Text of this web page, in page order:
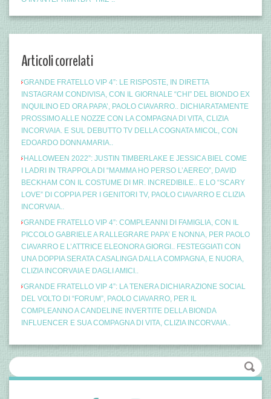
Articoli correlati
“GRANDE FRATELLO VIP 4”: LE RISPOSTE, IN DIRETTA
INSTAGRAM CONDIVISA, CON IL GIORNALE “CHI” DEL BIONDO EX
INQUILINO ED ORA PAPA’, PAOLO CIAVARRO.. DICHIARATAMENTE
PROSSIMO ALLE NOZZE CON LA COMPAGNA DI VITA, CLIZIA
INCORVAIA. E SUL DEBUTTO TV DELLA COGNATA MICOL, CON
EDOARDO DONNAMARIA..
“HALLOWEEN 2022”: JUSTIN TIMBERLAKE E JESSICA BIEL COME
I LADRI IN TRAPPOLA DI “MAMMA HO PERSO L’AEREO”, DAVID
BECKHAM CON IL COSTUME DI MR. INCREDIBILE.. E LO “SCARY
LOVE” DI COPPIA PER I GENITORI TV, PAOLO CIAVARRO E CLIZIA
INCORVAIA..
“GRANDE FRATELLO VIP 4”: COMPLEANNI DI FAMIGLIA, CON IL
PICCOLO GABRIELE A RALLEGRARE PAPA’ E NONNA, PER PAOLO
CIAVARRO E L’ATTRICE ELEONORA GIORGI.. FESTEGGIATI CON
UNA DOPPIA SERATA CASALINGA DALLA COMPAGNA, E NUORA,
CLIZIA INCORVAIA E DAGLI AMICI..
“GRANDE FRATELLO VIP 4”: LA TENERA DICHIARAZIONE SOCIAL
DEL VOLTO DI “FORUM”, PAOLO CIAVARRO, PER IL
COMPLEANNO A CANDELINE INVERTITE DELLA BIONDA
INFLUENCER E SUA COMPAGNA DI VITA, CLIZIA INCORVAIA..